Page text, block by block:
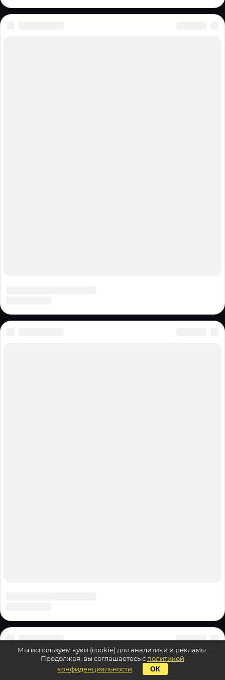
Мы используем куки (cookie) для аналитики и рекламы.
Продолжая, вы соглашаетесь с политикой
конфиденциальности
ОК